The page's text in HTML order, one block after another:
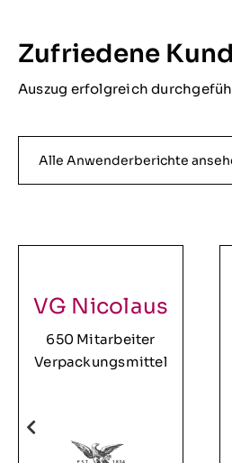
Zufriedene
Auszug erfolgreich
Alle Anwenderberichte
VG Nicolaus
650 Mitarbeiter
Verpackungsmittel